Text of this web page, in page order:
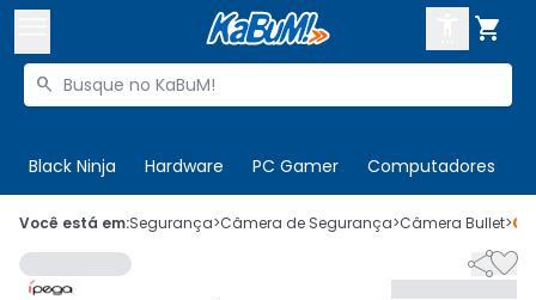

Buscar produtos

Black Ninja Hardware PC Gamer Computadores
 Olá. Acesse sua conta
 Departamentos
Você está em:Segurança>Câmera de Segurança>Câmera Bullet>
